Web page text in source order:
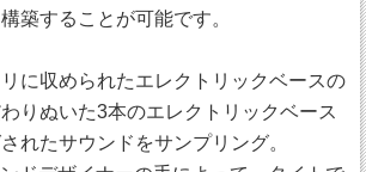
築することが可能です。
に収められたエレクトリックベースの
りぬいた3本のエレクトリックベース
れたサウンドをサンプリング。